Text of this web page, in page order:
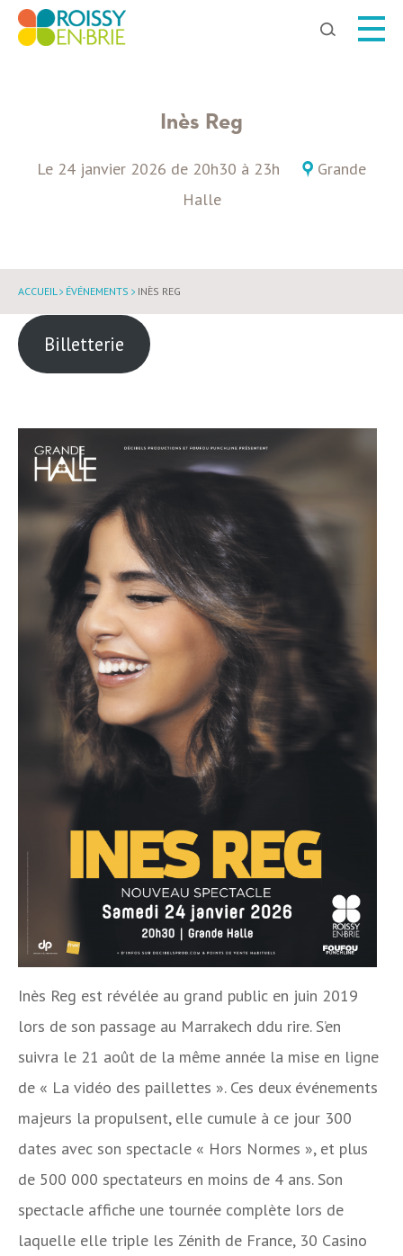
Chercher
Inès Reg
Le 24 janvier 2026 de 20h30 à 23h
Grande
Halle
ACCUEIL ÉVÉNEMENTS INÈS REG
Billetterie
Inès Reg est révélée au grand public en juin 2019
lors de son passage au Marrakech ddu rire. S’en
suivra le 21 août de la même année la mise en ligne
de « La vidéo des paillettes ». Ces deux événements
majeurs la propulsent, elle cumule à ce jour 300
dates avec son spectacle « Hors Normes », et plus
de 500 000 spectateurs en moins de 4 ans. Son
spectacle affiche une tournée complète lors de
laquelle elle triple les Zénith de France, 30 Casino